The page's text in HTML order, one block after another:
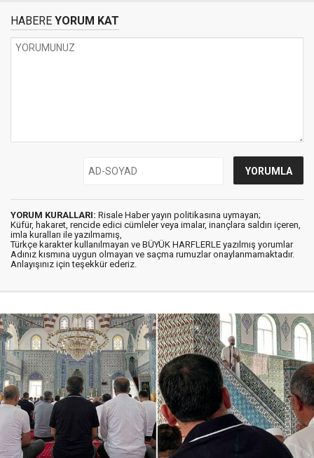
HABERE YORUM KAT
YORUM KURALLARI: Risale Haber yayın politikasına uymayan;
Küfür, hakaret, rencide edici cümleler veya imalar, inançlara saldırı içeren,
imla kuralları ile yazılmamış,
Türkçe karakter kullanılmayan ve BÜYÜK HARFLERLE yazılmış yorumlar
Adınız kısmına uygun olmayan ve saçma rumuzlar onaylanmamaktadır.
Anlayışınız için teşekkür ederiz.